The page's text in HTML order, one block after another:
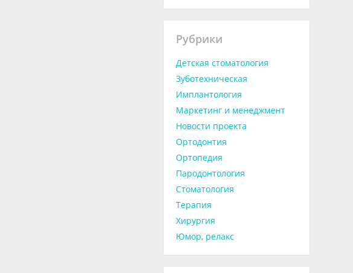
Рубрики
Детская стоматология
Зуботехническая
Имплантология
Маркетинг и менеджмент
Новости проекта
Ортодонтия
Ортопедия
Пародонтология
Стоматология
Терапия
Хирургия
Юмор, релакс